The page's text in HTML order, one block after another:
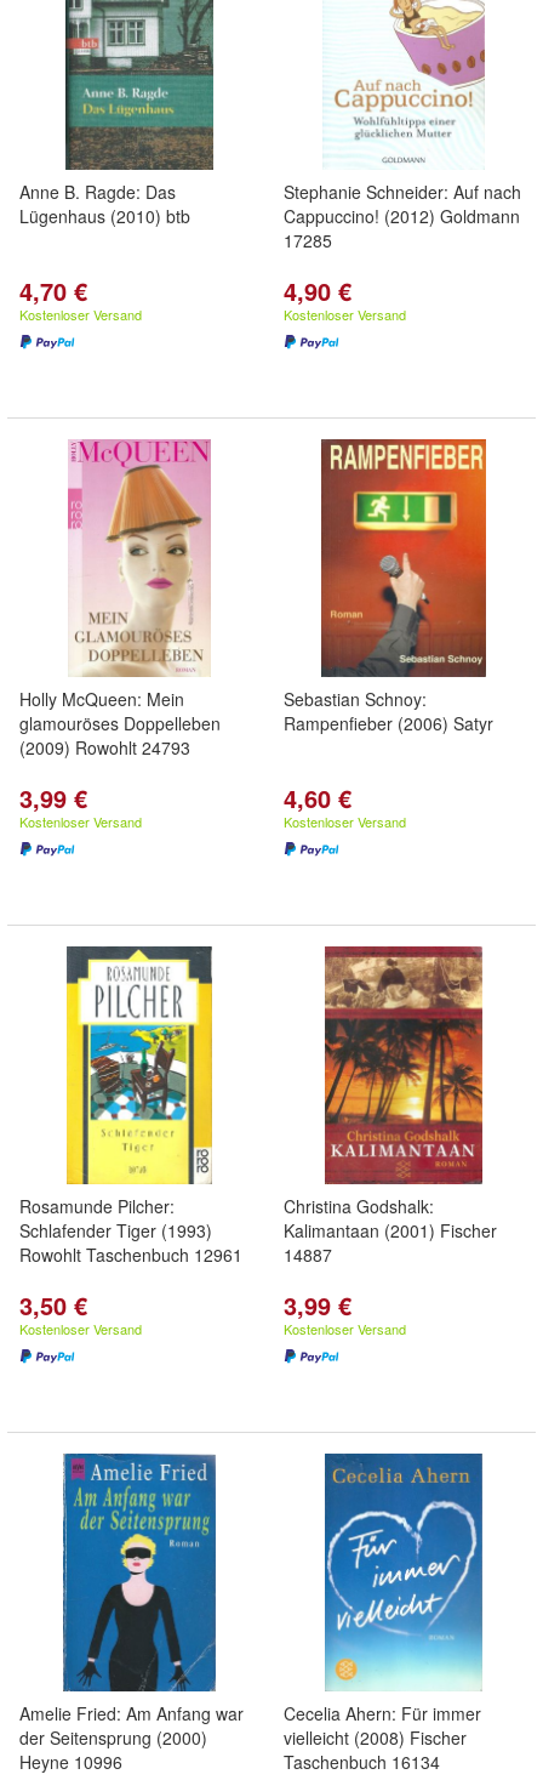
Anne B. Ragde: Das
Lügenhaus (2010) btb
4,70 €
Kostenloser Versand
Stephanie Schneider: Auf nach
Cappuccino! (2012) Goldmann
17285
4,90 €
Kostenloser Versand
Holly McQueen: Mein
glamouröses Doppelleben
(2009) Rowohlt 24793
3,99 €
Kostenloser Versand
Sebastian Schnoy:
Rampenfieber (2006) Satyr
4,60 €
Kostenloser Versand
Rosamunde Pilcher:
Schlafender Tiger (1993)
Rowohlt Taschenbuch 12961
3,50 €
Kostenloser Versand
Christina Godshalk:
Kalimantaan (2001) Fischer
14887
3,99 €
Kostenloser Versand
Amelie Fried: Am Anfang war
der Seitensprung (2000)
Heyne 10996
Cecelia Ahern: Für immer
vielleicht (2008) Fischer
Taschenbuch 16134